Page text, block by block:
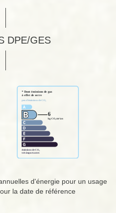
DPE/GES
d'énergie pour un usage
la date de référence